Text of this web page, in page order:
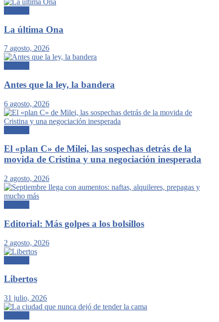
La última Ona
7 agosto, 2026
Antes que la ley, la bandera
6 agosto, 2026
El «plan C» de Milei, las sospechas detrás de la
movida de Cristina y una negociación inesperada
2 agosto, 2026
Editorial: Más golpes a los bolsillos
2 agosto, 2026
Libertos
31 julio, 2026